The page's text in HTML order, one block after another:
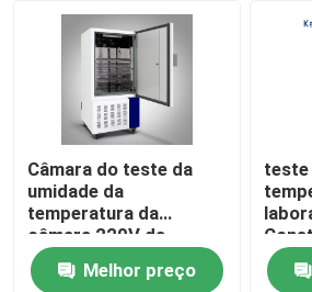
Shaker Incubator orbital
Incubadora do CO2
Incubadora Anaeróbica
Câmaras de Teste Ambiental
Câmara do teste da
umidade da
temperatura da
câmara 220V da
umidade da
temperatura do OEM
Melhor preço
teste
And